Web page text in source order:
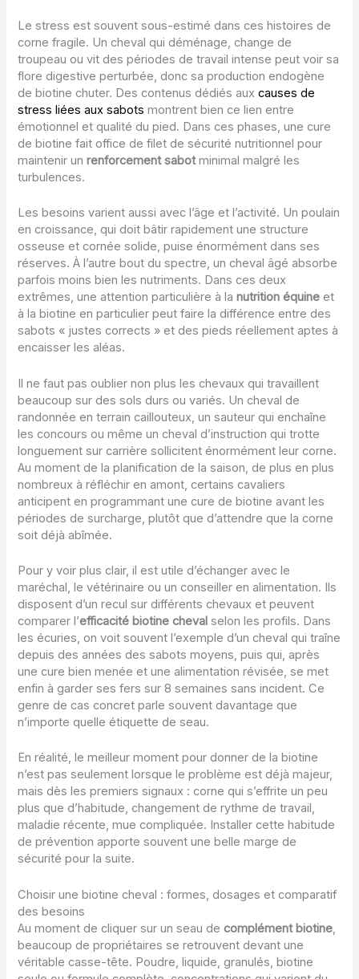
Le stress est souvent sous-estimé dans ces histoires de
corne fragile. Un cheval qui déménage, change de
troupeau ou vit des périodes de travail intense peut voir sa
flore digestive perturbée, donc sa production endogène
de biotine chuter. Des contenus dédiés auxcauses de
stress liées aux sabots montrent bien ce lien entre
émotionnel et qualité du pied. Dans ces phases, une cure
de biotine fait office de filet de sécurité nutritionnel pour
maintenir unrenforcement sabotminimal malgré les
turbulences.
Les besoins varient aussi avec l’âge et l’activité. Un poulain
en croissance, qui doit bâtir rapidement une structure
osseuse et cornée solide, puise énormément dans ses
réserves. À l’autre bout du spectre, un cheval âgé absorbe
parfois moins bien les nutriments. Dans ces deux
extrêmes, une attention particulière à lanutrition équine et
à la biotine en particulier peut faire la différence entre des
sabots « justes corrects » et des pieds réellement aptes à
encaisser les aléas.
Il ne faut pas oublier non plus les chevaux qui travaillent
beaucoup sur des sols durs ou variés. Un cheval de
randonnée en terrain caillouteux, un sauteur qui enchaîne
les concours ou même un cheval d’instruction qui trotte
longuement sur carrière sollicitent énormément leur corne.
Au moment de la planification de la saison, de plus en plus
nombreux à réfléchir en amont, certains cavaliers
anticipent en programmant une cure de biotine avant les
périodes de surcharge, plutôt que d’attendre que la corne
soit déjà abîmée.
Pour y voir plus clair, il est utile d’échanger avec le
maréchal, le vétérinaire ou un conseiller en alimentation. Ils
disposent d’un recul sur différents chevaux et peuvent
comparer l’efficacité biotine cheval selon les profils. Dans
les écuries, on voit souvent l’exemple d’un cheval qui traîne
depuis des années des sabots moyens, puis qui, après
une cure bien menée et une alimentation révisée, se met
enfin à garder ses fers sur 8 semaines sans incident. Ce
genre de cas concret parle souvent davantage que
n’importe quelle étiquette de seau.
En réalité, le meilleur moment pour donner de la biotine
n’est pas seulement lorsque le problème est déjà majeur,
mais dès les premiers signaux : corne qui s’effrite un peu
plus que d’habitude, changement de rythme de travail,
maladie récente, mue compliquée. Installer cette habitude
de prévention apporte souvent une belle marge de
sécurité pour la suite.
Choisir une biotine cheval : formes, dosages et comparatif
des besoins
Au moment de cliquer sur un seau decomplément biotine,
beaucoup de propriétaires se retrouvent devant une
véritable casse-tête. Poudre, liquide, granulés, biotine